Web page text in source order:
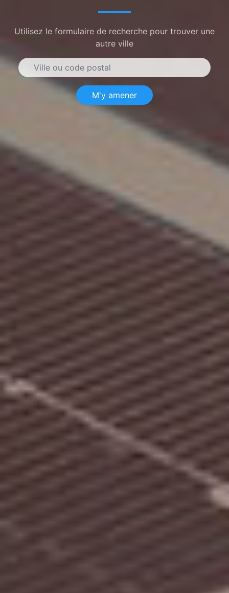
Utilisez le formulaire de recherche pour trouver une
autre ville
M'y amener